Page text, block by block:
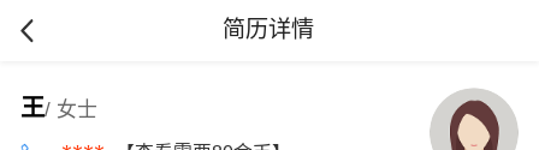
简历详情
王/ 女士